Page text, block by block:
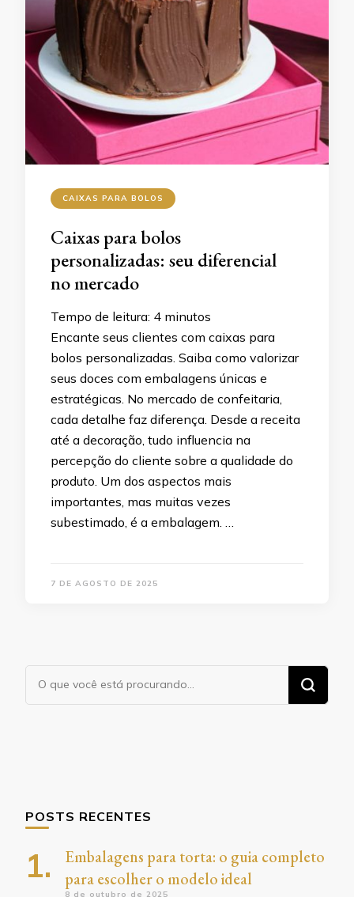
CAIXAS PARA BOLOS
Caixas para bolos
personalizadas: seu diferencial
no mercado
Tempo de leitura: 4 minutos
Encante seus clientes com caixas para
bolos personalizadas. Saiba como valorizar
seus doces com embalagens únicas e
estratégicas. No mercado de confeitaria,
cada detalhe faz diferença. Desde a receita
até a decoração, tudo influencia na
percepção do cliente sobre a qualidade do
produto. Um dos aspectos mais
importantes, mas muitas vezes
subestimado, é a embalagem. …
7 DE AGOSTO DE 2025
Procurando
algo?
POSTS RECENTES
Embalagens para torta: o guia completo
para escolher o modelo ideal
8 de outubro de 2025